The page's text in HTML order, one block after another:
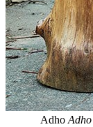
AdhoAdho